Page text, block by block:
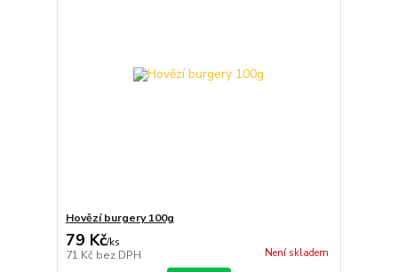
Hovězí burgery 100g
79 Kč/ks
71 Kč bez DPH Není skladem